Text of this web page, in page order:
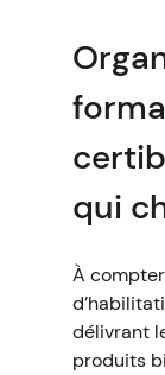
qui
À
délivrant
produits